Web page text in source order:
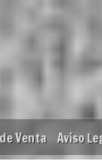
Venta Aviso